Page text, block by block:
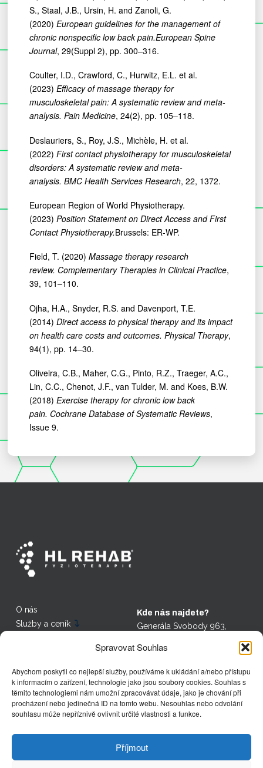
Spravovat Souhlas
Abychom poskytli co nejlepší služby, používáme k ukládání a/nebo přístupu
k informacím o zařízení, technologie jako jsou soubory cookies. Souhlas s
těmito technologiemi nám umožní zpracovávat údaje, jako je chování při
procházení nebo jedinečná ID na tomto webu. Nesouhlas nebo odvolání
souhlasu může nepříznivě ovlivnit určité vlastnosti a funkce.
Příjmout
S., Staal, J.B., Ursin, H. and Zanoli, G.
(2020) European guidelines for the management of
chronic nonspecific low back pain.European Spine
Journal, 29(Suppl 2), pp. 300–316.
Coulter, I.D., Crawford, C., Hurwitz, E.L. et al.
(2023) Efficacy of massage therapy for
musculoskeletal pain: A systematic review and meta-
analysis. Pain Medicine, 24(2), pp. 105–118.
Deslauriers, S., Roy, J.S., Michèle, H. et al.
(2022) First contact physiotherapy for musculoskeletal
disorders: A systematic review and meta-
analysis. BMC Health Services Research, 22, 1372.
European Region of World Physiotherapy.
(2023) Position Statement on Direct Access and First
Contact Physiotherapy.Brussels: ER-WP.
Field, T. (2020) Massage therapy research
review. Complementary Therapies in Clinical Practice,
39, 101–110.
Ojha, H.A., Snyder, R.S. and Davenport, T.E.
(2014) Direct access to physical therapy and its impact
on health care costs and outcomes. Physical Therapy,
94(1), pp. 14–30.
Oliveira, C.B., Maher, C.G., Pinto, R.Z., Traeger, A.C.,
Lin, C.C., Chenot, J.F., van Tulder, M. and Koes, B.W.
(2018) Exercise therapy for chronic low back
pain. Cochrane Database of Systematic Reviews,
Issue 9.
O nás
Služby a ceník
Články
Kde nás najdete?
Generála Svobody 963,
Děčín - 405 02
Kontakt